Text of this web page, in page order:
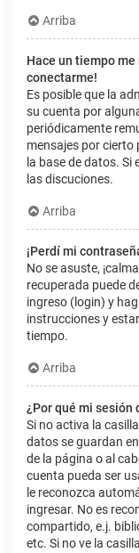
Arriba
Hace un tiempo
conectarme!
Es posible que la
su cuenta por
periódicamente
mensajes por cierto
la base de datos. Si
las discuciones.
Arriba
¡Perdí mi
No se asuste,
recuperada puede
ingreso (login) y
instrucciones y
tiempo.
Arriba
¿Por qué mi
Si no activa la casilla
datos se guardan
de la página o al
cuenta pueda ser
le reconozca
ingresar. No es
compartido, e.j.
etc. Si no ve la